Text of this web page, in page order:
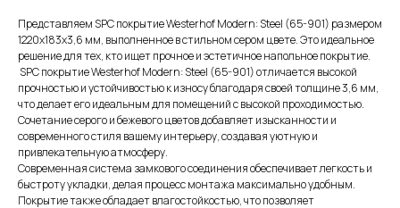
Представляем SPC покрытие Westerhof Modern: Steel (65-901) размером
1220x183x3,6 мм, выполненное в стильном сером цвете. Это идеальное
решение для тех, кто ищет прочное и эстетичное напольное покрытие.
SPC покрытие Westerhof Modern: Steel (65-901) отличается высокой
прочностью и устойчивостью к износу благодаря своей толщине 3,6 мм,
что делает его идеальным для помещений с высокой проходимостью.
Сочетание серого и бежевого цветов добавляет изысканности и
современного стиля вашему интерьеру, создавая уютную и
привлекательную атмосферу.
Современная система замкового соединения обеспечивает легкость и
быстроту укладки, делая процесс монтажа максимально удобным.
Покрытие также обладает влагостойкостью, что позволяет